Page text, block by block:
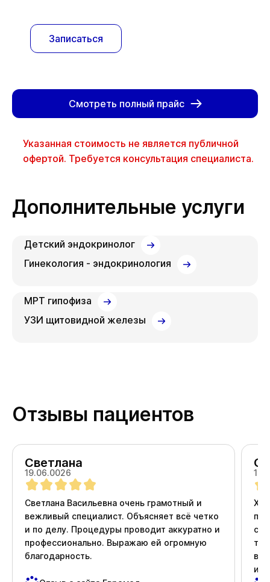
Записаться
Смотреть полный прайс
Указанная стоимость не является публичной
офертой. Требуется консультация специалиста.
Дополнительные услуги
Детский эндокринолог
Гинекология - эндокринология
МРТ гипофиза
УЗИ щитовидной железы
Отзывы пациентов
Светлана
19.06.0026
Светлана Васильевна очень грамотный и
вежливый специалист. Объясняет всё четко
и по делу. Процедуры проводит аккуратно и
профессионально. Выражаю ей огромную
благодарность.
и